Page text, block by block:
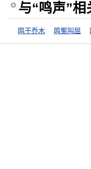
与“鸣声”相
鸣于乔木 鸣冤叫屈